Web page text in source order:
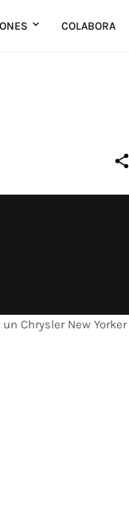
COLABORA
Chrysler New Yorker